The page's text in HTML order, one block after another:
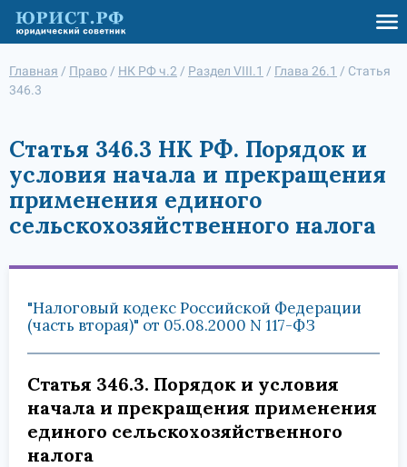
Главная / Право / НК РФ ч.2 / Раздел VIII.1 / Глава 26.1 / Статья
346.3
Статья 346.3 НК РФ. Порядок и
условия начала и прекращения
применения единого
сельскохозяйственного налога
"Налоговый кодекс Российской Федерации
(часть вторая)" от 05.08.2000 N 117-ФЗ
Статья 346.3. Порядок и условия
начала и прекращения применения
единого сельскохозяйственного
налога